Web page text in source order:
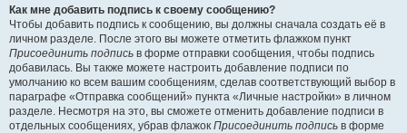
Как мне добавить подпись к своему сообщению?
Чтобы добавить подпись к сообщению, вы должны сначала создать её в
личном разделе. После этого вы можете отметить флажком пункт
Присоединить подпись в форме отправки сообщения, чтобы подпись
добавилась. Вы также можете настроить добавление подписи по
умолчанию ко всем вашим сообщениям, сделав соответствующий выбор в
параграфе «Отправка сообщений» пункта «Личные настройки» в личном
разделе. Несмотря на это, вы сможете отменить добавление подписи в
отдельных сообщениях, убрав флажок Присоединить подпись в форме